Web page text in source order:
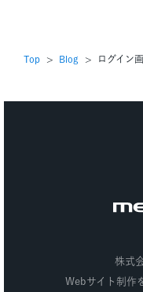
Top Blog ログイン
株式
株式
Webサイト制作